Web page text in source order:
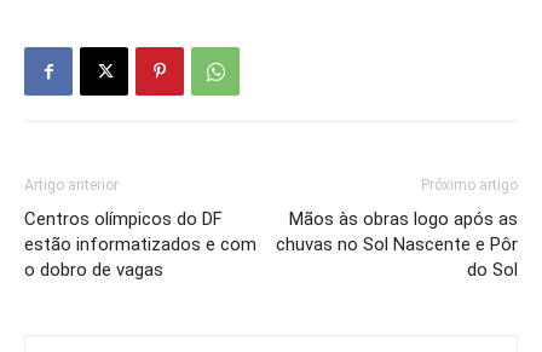
Artigo anterior
Centros olímpicos do DF
estão informatizados e com
o dobro de vagas
Próximo artigo
Mãos às obras logo após as
chuvas no Sol Nascente e Pôr
do Sol